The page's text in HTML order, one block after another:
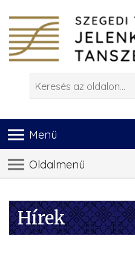
Menü
Oldalmenü
Hírek